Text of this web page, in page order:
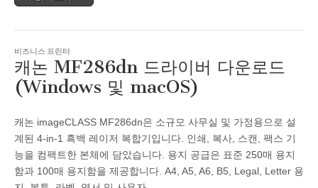
비즈니스 프린터
캐논 MF286dn 드라이버 다운로드
(Windows 및 macOS)
캐논 imageCLASS MF286dn은 소규모 사무실 및 가정용으로 설
계된 4-in-1 흑백 레이저 복합기입니다. 인쇄, 복사, 스캔, 팩스 기
능을 컴팩트한 본체에 담았습니다. 용지 공급은 표준 250매 용지
함과 100매 용지함을 제공합니다. A4, A5, A6, B5, Legal, Letter 용